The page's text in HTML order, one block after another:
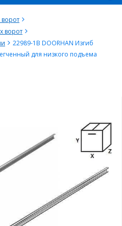
ворот
22989-1B DOORHAN Изгиб
для низкого подъема